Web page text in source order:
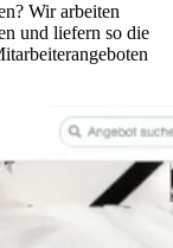
Wir arbeiten
und liefern so die